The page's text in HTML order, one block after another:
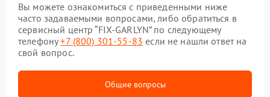
Вы можете ознакомиться с приведенными ниже
часто задаваемыми вопросами, либо обратиться в
сервисный центр “FIX-GARLYN” по следующему
телефону+7 (800) 301-55-83 если не нашли ответ на
свой вопрос.
Общие вопросы